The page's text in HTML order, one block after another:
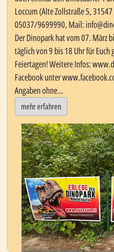
Loccum (Alte Zollstraße 5,
05037/9699990, Mail:
Der Dinopark hat vom 07. März
täglich von 9 bis 18 Uhr für Euch
Feiertagen! Weitere Infos:
Facebook unter
Angaben ohne...
mehr erfahren